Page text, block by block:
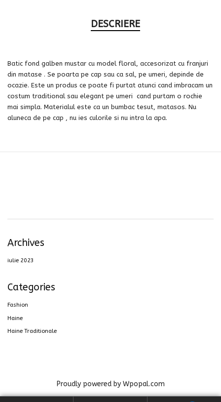
DESCRIERE
Batic fond galben mustar cu model floral, accesorizat cu franjuri
din matase . Se poarta pe cap sau ca sal, pe umeri, depinde de
ocazie. Este un produs ce poate fi purtat atunci cand imbracam un
costum traditional sau elegant pe umeri cand purtam o rochie
mai simpla. Materialul este ca un bumbac tesut, matasos. Nu
aluneca de pe cap , nu ies culorile si nu intra la apa.
Archives
iulie 2023
Categories
Fashion
Haine
Haine Traditionale
Proudly powered by Wpopal.com